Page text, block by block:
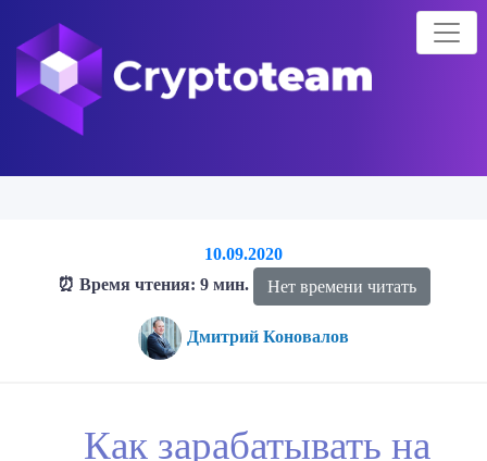
10.09.2020
⏰ Время чтения: 9 мин.
Нет времени читать
Дмитрий Коновалов
зарабатывать на блокчейне
Как зарабатывать на